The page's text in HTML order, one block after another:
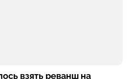
взять реванш на